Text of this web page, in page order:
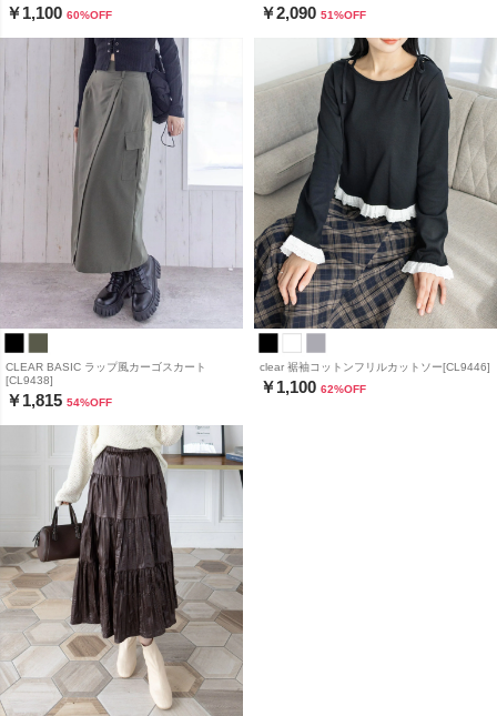
￥1,100 60%OFF ￥2,090 51%OFF
CLEAR BASIC ラップ風カーゴスカート
[CL9438]
￥1,815 54%OFF
clear 裾袖コットンフリルカットソー[CL9446]
￥1,100 62%OFF